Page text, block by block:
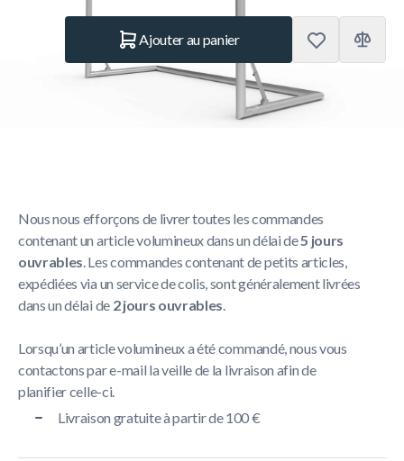
Ajouter au panier
Nous nous efforçons de livrer toutes les commandes
contenant un article volumineux dans un délai de5 jours
ouvrables. Les commandes contenant de petits articles,
expédiées via un service de colis, sont généralement livrées
dans un délai de 2 jours ouvrables.
Lorsqu’un article volumineux a été commandé, nous vous
contactons par e-mail la veille de la livraison afin de
planifier celle-ci.
Livraison gratuite à partir de 100 €